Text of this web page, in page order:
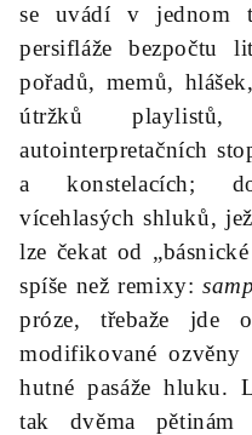
se uvádí v jednom
persifláže bezpočtu
pořadů, memů,
útržků playlistů,
autointerpretačních
a konstelacích;
vícehlasých shluků,
lze čekat od
spíše než remixy:
próze, třebaže jde
modifikované
hutné pasáže hluku.
tak dvěma